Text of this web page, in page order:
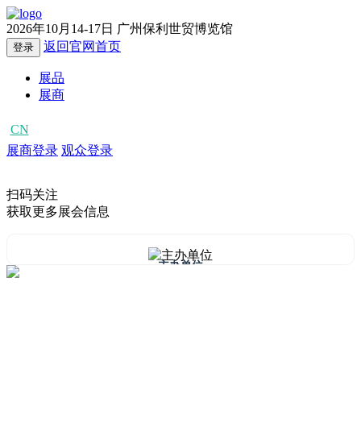
2026年10月14-17日 广州保利世贸博览馆
登录 返回官网首页
展品
展商
CN
展商登录 观众登录
扫码关注
获取更多展会信息
主办单位